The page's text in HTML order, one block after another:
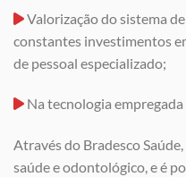
Valorização do sistema
constantes investimentos
de pessoal especializado;
Na tecnologia empregada
Através do Bradesco
saúde e odontológico, e é